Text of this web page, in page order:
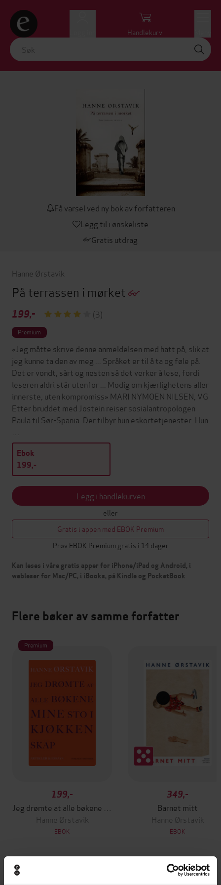
Handlekurv
Få varsel ved ny bok av forfatteren
Legg til i ønskeliste
Gratis utdrag
Hanne Ørstavik
På terrassen i mørket
199,- (3)
Premium
«Jeg måtte skrive denne anmeldelsen med hatt på, slik at
jeg kunne ta den av meg ... Språket er til å ta og føle på.
Det er vondt, sårt og nesten så det verker å lese, fordi
leseren aldri står utenfor ... Modig om kjærlighetens aller
innerste, uten kompromiss» MARI NYMOEN NILSEN, VG
Etter bruddet med Jostein reiser sosialantropologen
Paula til Sør-Spania. Der tilbyr hun eskortetjenester. Hun
Ebok
199,-
Legg i handlekurven
eller
Gratis i appen med EBOK Premium
Prøv EBOK Premium gratis i 14 dager
Kan leses i våre gratis apper for iPhone/iPad og Android, i
webleser for Mac/PC, i iBooks, på Kindle og PocketBook
Flere bøker av samme forfatter
Premium
199,-
Hanne Ørstavik
EBOK
349,-
Barnet mitt
Hanne Ørstavik
EBOK